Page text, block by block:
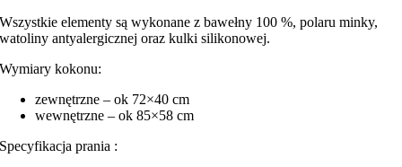
Wszystkie elementy są wykonane z bawełny 100 %, polaru minky,
watoliny antyalergicznej oraz kulki silikonowej.
Wymiary kokonu:
zewnętrzne – ok 72×40 cm
wewnętrzne – ok 85×58 cm
Specyfikacja prania :